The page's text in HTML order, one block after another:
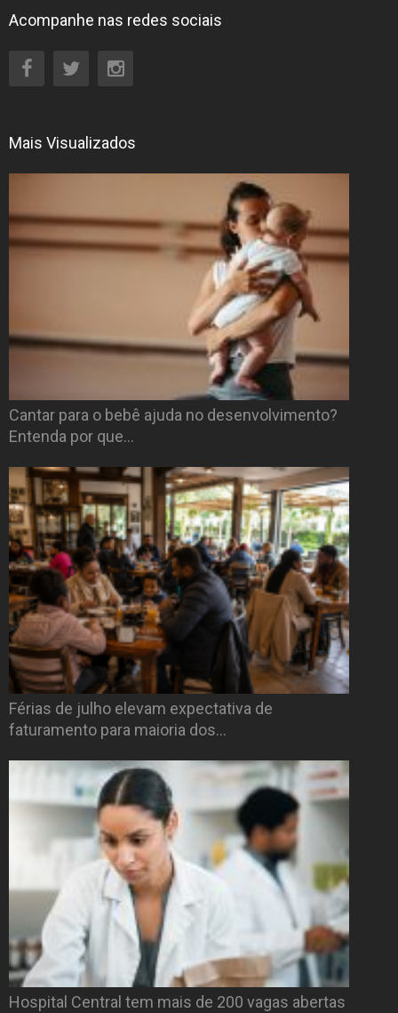
Acompanhe nas redes sociais
Mais Visualizados
Cantar para o bebê ajuda no desenvolvimento?
Entenda por que…
Férias de julho elevam expectativa de
faturamento para maioria dos…
Hospital Central tem mais de 200 vagas abertas